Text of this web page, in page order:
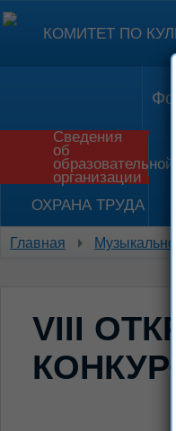
КОМИТЕТ ПО
Сведения
об
образовательной
организации
ОХРАНА ТРУДА
Главная
VIII